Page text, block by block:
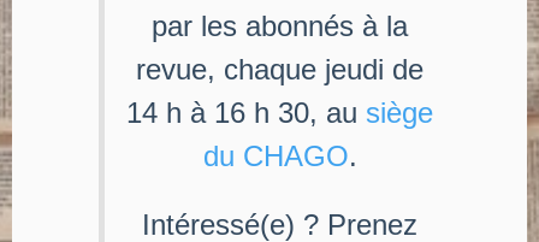
par les abonnés à la
revue, chaque jeudi de
14 h à 16 h 30, au siège
du CHAGO.
Intéressé(e) ? Prenez